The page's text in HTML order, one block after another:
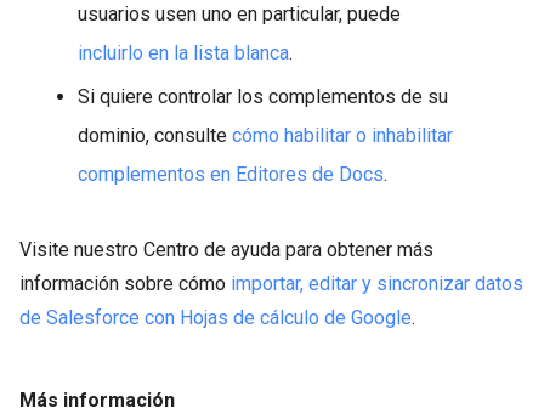
usuarios usen uno en particular, puede
incluirlo en la lista blanca.
Si quiere controlar los complementos de su
dominio, consulte cómo habilitar o inhabilitar
complementos en Editores de Docs.
Visite nuestro Centro de ayuda para obtener más
información sobre cómo importar, editar y sincronizar datos
de Salesforce con Hojas de cálculo de Google.
Más información